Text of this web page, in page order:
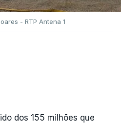
- RTP Antena 1
dos 155 milhões que